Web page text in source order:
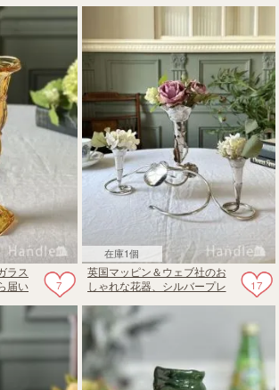
7
ラス
届い
在庫1個
17
英国マッピン＆ウェブ社のお
しゃれな花器、シルバープレ